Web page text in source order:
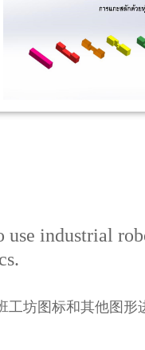
industrial
坊图标和其他图形